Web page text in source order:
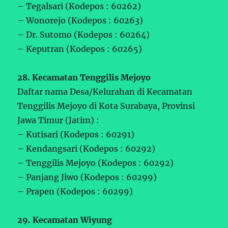
– Tegalsari (Kodepos : 60262)
– Wonorejo (Kodepos : 60263)
– Dr. Sutomo (Kodepos : 60264)
– Keputran (Kodepos : 60265)
28. Kecamatan Tenggilis Mejoyo
Daftar nama Desa/Kelurahan di Kecamatan
Tenggilis Mejoyo di Kota Surabaya, Provinsi
Jawa Timur (Jatim) :
– Kutisari (Kodepos : 60291)
– Kendangsari (Kodepos : 60292)
– Tenggilis Mejoyo (Kodepos : 60292)
– Panjang Jiwo (Kodepos : 60299)
– Prapen (Kodepos : 60299)
29. Kecamatan Wiyung